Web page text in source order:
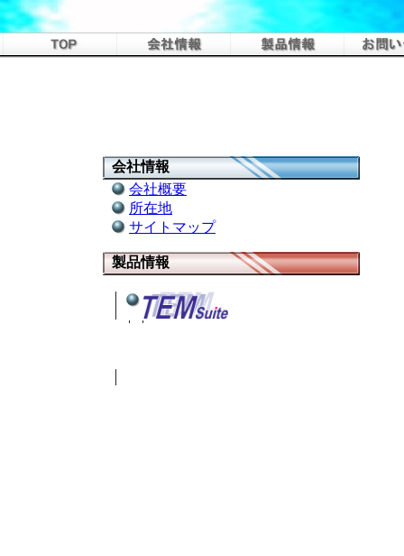
会社情報
会社概要
所在地
サイトマップ
製品情報